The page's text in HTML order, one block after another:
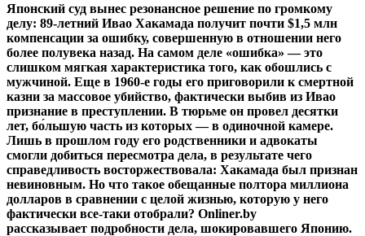
Японский суд вынес резонансное решение по громкому
делу: 89-летний Ивао Хакамада получит почти $1,5 млн
компенсации за ошибку, совершенную в отношении него
более полувека назад. На самом деле «ошибка» — это
слишком мягкая характеристика того, как обошлись с
мужчиной. Еще в 1960-е годы его приговорили к смертной
казни за массовое убийство, фактически выбив из Ивао
признание в преступлении. В тюрьме он провел десятки
лет, бо́льшую часть из которых — в одиночной камере.
Лишь в прошлом году его родственники и адвокаты
смогли добиться пересмотра дела, в результате чего
справедливость восторжествовала: Хакамада был признан
невиновным. Но что такое обещанные полтора миллиона
долларов в сравнении с целой жизнью, которую у него
фактически все-таки отобрали? Onliner.by
рассказывает подробности дела, шокировавшего Японию.